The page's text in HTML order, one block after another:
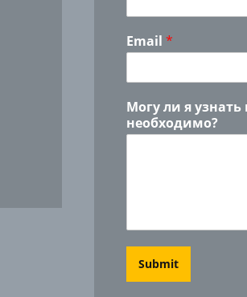
Email *
Могу ли я
необходимо?
Submit